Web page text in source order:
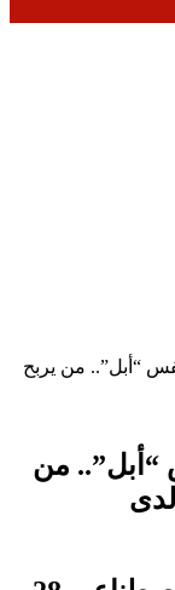
“أبل”.. من يربح
من